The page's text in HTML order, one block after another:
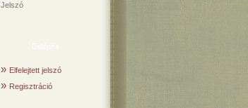
Jelszó
» Elfelejtett jelszó
» Regisztráció